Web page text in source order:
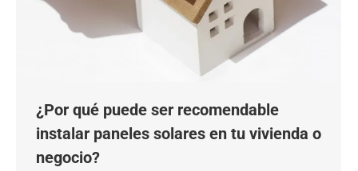
¿Por qué puede ser recomendable
instalar paneles solares en tu vivienda o
negocio?